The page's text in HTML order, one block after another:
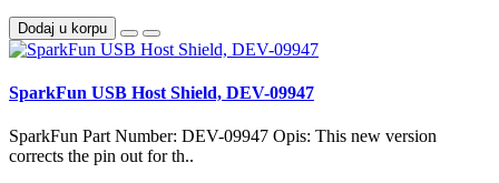
Dodaj u korpu
SparkFun USB Host Shield, DEV-09947
SparkFun Part Number: DEV-09947 Opis: This new version
corrects the pin out for th..